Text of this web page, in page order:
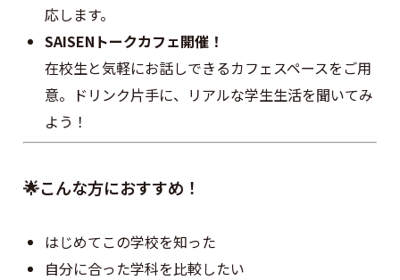
応します。
SAISENトークカフェ開催！
在校生と気軽にお話しできるカフェスペースをご用
意。ドリンク片手に、リアルな学生生活を聞いてみ
よう！
🌟こんな方におすすめ！
はじめてこの学校を知った
自分に合った学科を比較したい